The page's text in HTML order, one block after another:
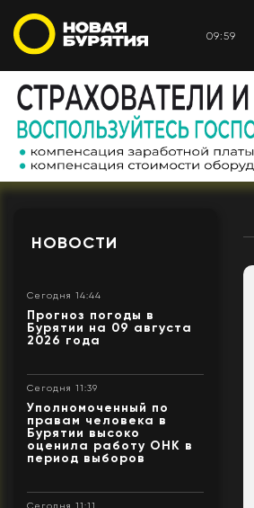
09:59
НОВОСТИ
Сегодня 14:44
Прогноз погоды в
Бурятии на 09 августа
2026 года
Сегодня 11:39
Уполномоченный по
правам человека в
Бурятии высоко
оценила работу ОНК в
период выборов
Сегодня 11:11